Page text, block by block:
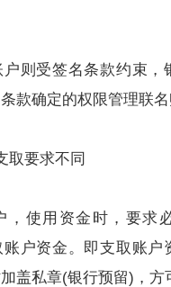
受签名条款约束，
款确定的权限管理联名
要求不同
使用资金时，要求必
户资金。即支取账户
盖私章(银行预留)，方